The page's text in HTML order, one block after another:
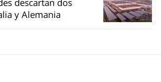
descartan dos
y Alemania